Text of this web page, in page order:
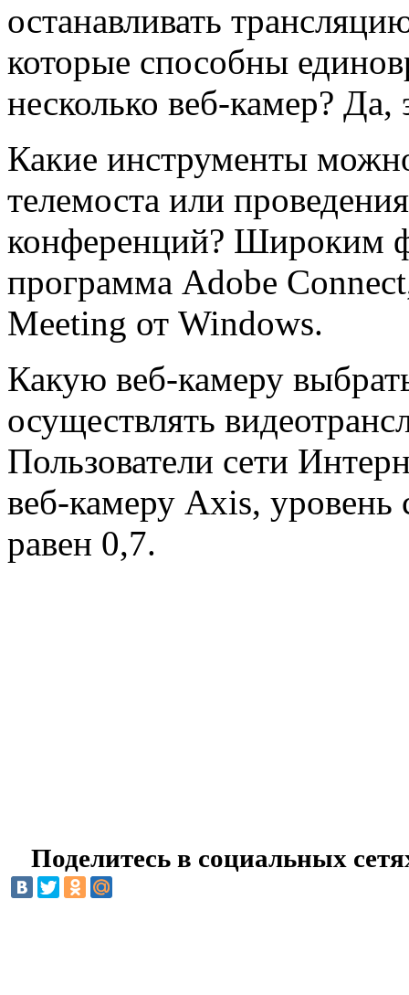
останавливать
которые способны
несколько веб-камер? Да,
Какие инструменты
телемоста или
конференций? Широким
программа Adobe
Meeting от Windows.
Какую веб-камеру
осуществлять
Пользователи сети
веб-камеру Axis, уровень
равен 0,7.
Поделитесь в социальных